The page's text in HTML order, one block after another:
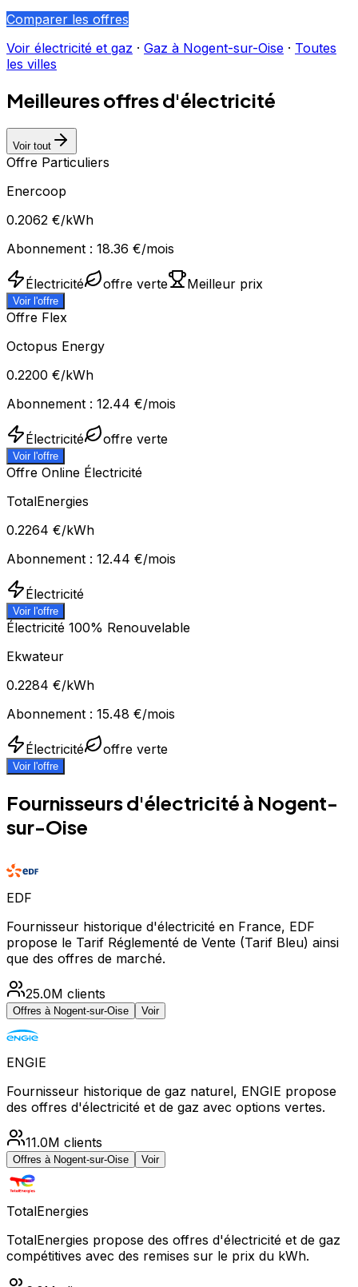
Comparer les offres
Voir électricité et gaz · Gaz à Nogent-sur-Oise · Toutes
les villes
Meilleures offres d'électricité
Voir tout
Offre Particuliers
Enercoop
0.2062 €/kWh
Abonnement : 18.36 €/mois
Électricité offre verte Meilleur prix
Voir l'offre
Offre Flex
Octopus Energy
0.2200 €/kWh
Abonnement : 12.44 €/mois
Électricité offre verte
Voir l'offre
Offre Online Électricité
TotalEnergies
0.2264 €/kWh
Abonnement : 12.44 €/mois
Électricité
Voir l'offre
Électricité 100% Renouvelable
Ekwateur
0.2284 €/kWh
Abonnement : 15.48 €/mois
Électricité offre verte
Voir l'offre
Fournisseurs d'électricité à Nogent-
sur-Oise
EDF
Fournisseur historique d'électricité en France, EDF
propose le Tarif Réglementé de Vente (Tarif Bleu) ainsi
que des offres de marché.
25.0M clients
Offres à Nogent-sur-Oise Voir
ENGIE
Fournisseur historique de gaz naturel, ENGIE propose
des offres d'électricité et de gaz avec options vertes.
11.0M clients
Offres à Nogent-sur-Oise Voir
TotalEnergies
TotalEnergies propose des offres d'électricité et de gaz
compétitives avec des remises sur le prix du kWh.